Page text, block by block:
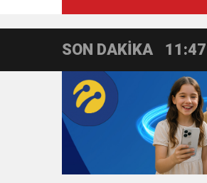
SON DAKİKA 11:47
18:55
11:57
21:40